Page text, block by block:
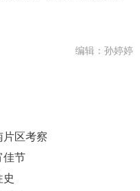
编辑：孙婷婷
片区考察
佳节
史